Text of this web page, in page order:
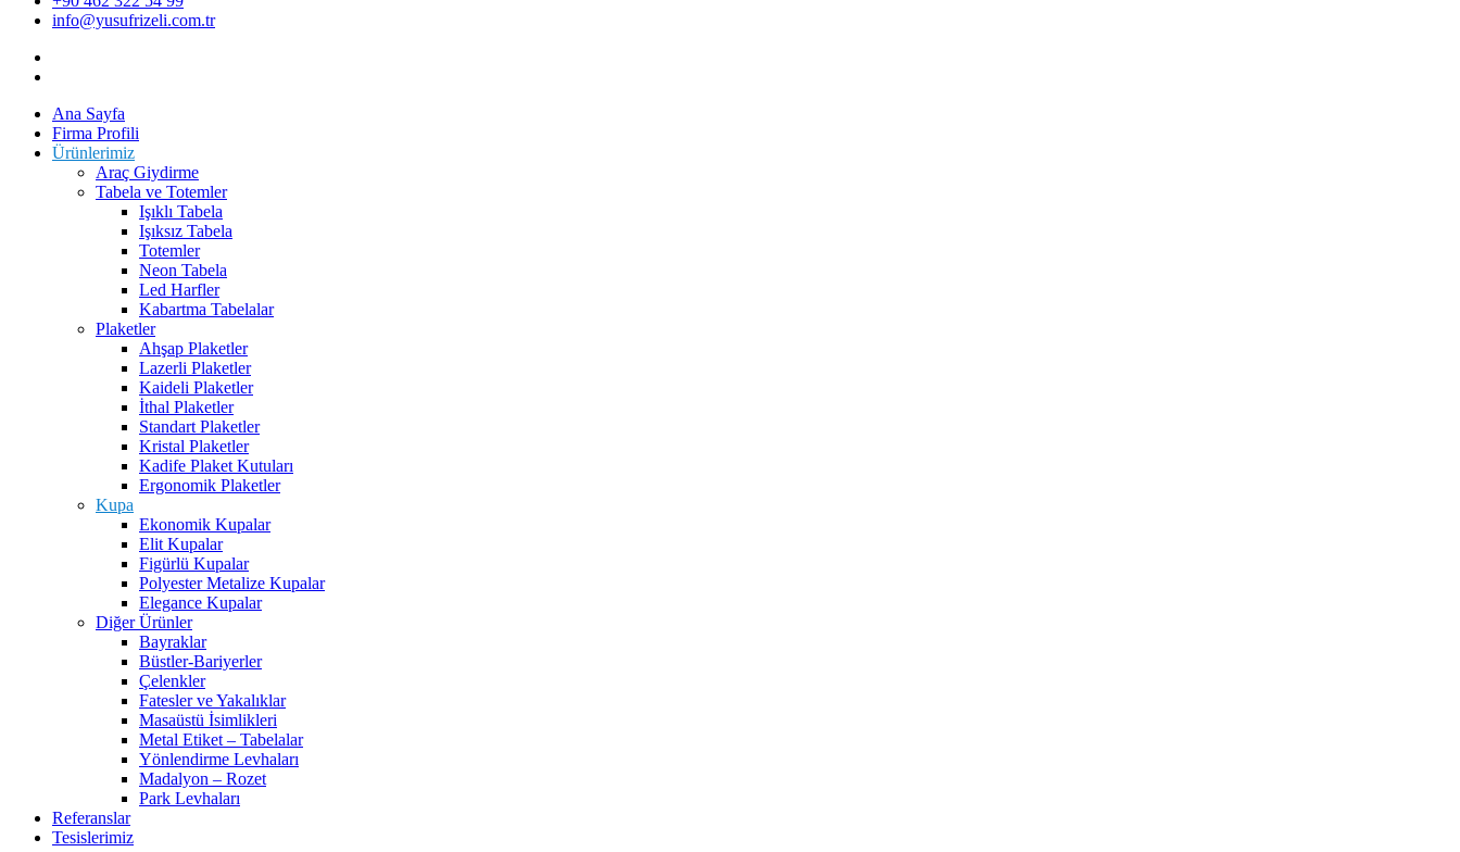
info@yusufrizeli.com.tr
Ana Sayfa
Firma Profili
Ürünlerimiz
Araç Giydirme
Tabela ve Totemler
Işıklı Tabela
Işıksız Tabela
Totemler
Neon Tabela
Led Harfler
Kabartma Tabelalar
Plaketler
Ahşap Plaketler
Lazerli Plaketler
Kaideli Plaketler
İthal Plaketler
Standart Plaketler
Kristal Plaketler
Kadife Plaket Kutuları
Ergonomik Plaketler
Kupa
Ekonomik Kupalar
Elit Kupalar
Figürlü Kupalar
Polyester Metalize Kupalar
Elegance Kupalar
Diğer Ürünler
Bayraklar
Büstler-Bariyerler
Çelenkler
Fatesler ve Yakalıklar
Masaüstü İsimlikleri
Metal Etiket – Tabelalar
Yönlendirme Levhaları
Madalyon – Rozet
Park Levhaları
Referanslar
Tesislerimiz